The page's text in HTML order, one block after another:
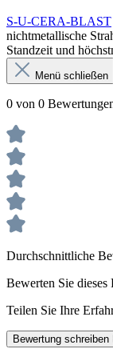
S-U-CERA-BLAST
nichtmetallische
Standzeit und
Menü schließen
0 von 0
Durchschnittliche
Bewerten Sie dieses
Teilen Sie Ihre
Bewertung schreiben